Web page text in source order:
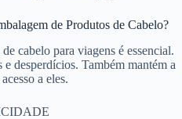
de Produtos de Cabelo?
cabelo para viagens é essencial.
desperdícios. Também mantém a
a eles.